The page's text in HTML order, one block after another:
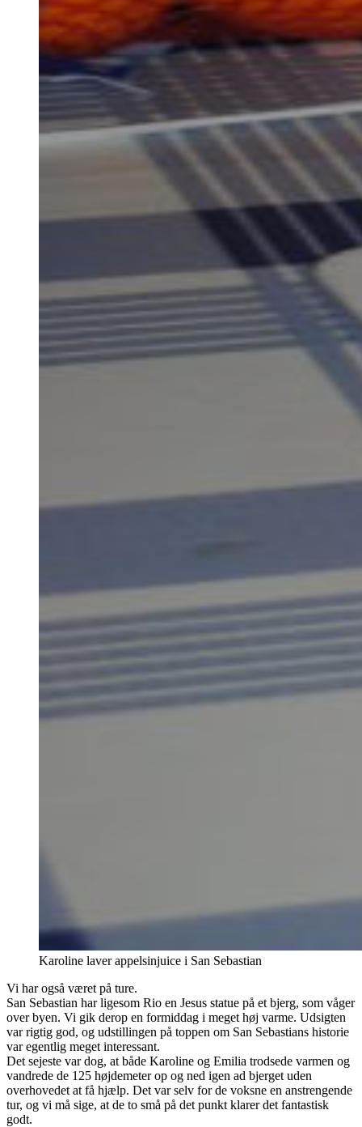
Karoline laver appelsinjuice i San Sebastian
Vi har også været på ture.
San Sebastian har ligesom Rio en Jesus statue på et bjerg, som våger
over byen. Vi gik derop en formiddag i meget høj varme. Udsigten
var rigtig god, og udstillingen på toppen om San Sebastians historie
var egentlig meget interessant.
Det sejeste var dog, at både Karoline og Emilia trodsede varmen og
vandrede de 125 højdemeter op og ned igen ad bjerget uden
overhovedet at få hjælp. Det var selv for de voksne en anstrengende
tur, og vi må sige, at de to små på det punkt klarer det fantastisk
godt.